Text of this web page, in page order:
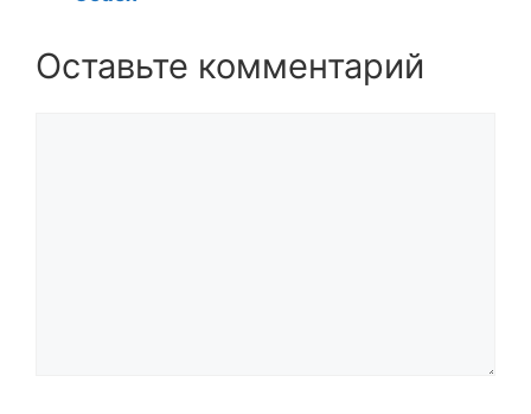
Оставьте комментарий